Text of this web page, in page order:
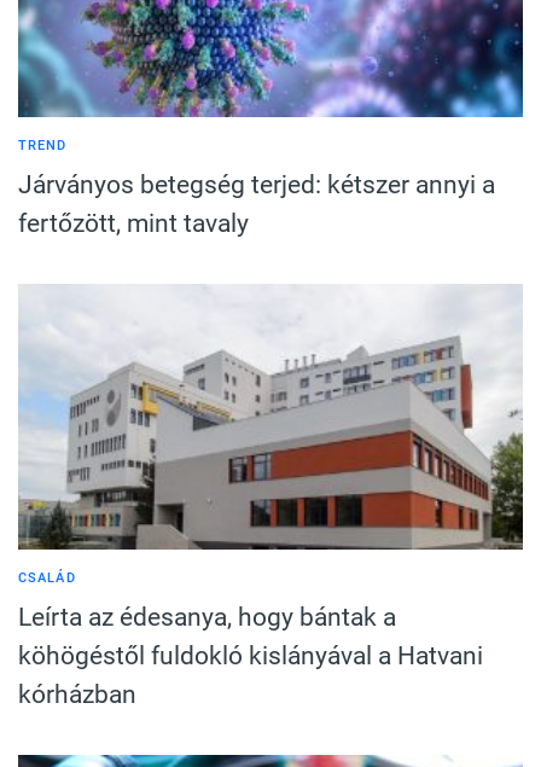
TREND
Járványos betegség terjed: kétszer annyi a
fertőzött, mint tavaly
CSALÁD
Leírta az édesanya, hogy bántak a
köhögéstől fuldokló kislányával a Hatvani
kórházban